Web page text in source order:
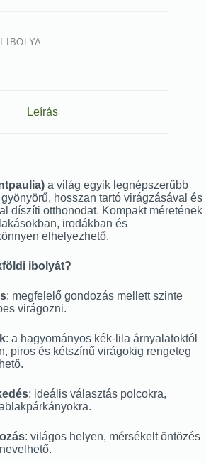
IBOLYA
Leírás
a világ egyik legnépszerűbb
hosszan tartó virágzásával és
díszíti otthonodat. Kompakt méretének
irodákban és
elhelyezhető.
ibolyát?
: megfelelő gondozás mellett szinte
virágozni.
: a hagyományos kék-lila árnyalatoktól
piros és kétszínű virágokig rengeteg
: ideális választás polcokra,
: világos helyen, mérsékelt öntözés